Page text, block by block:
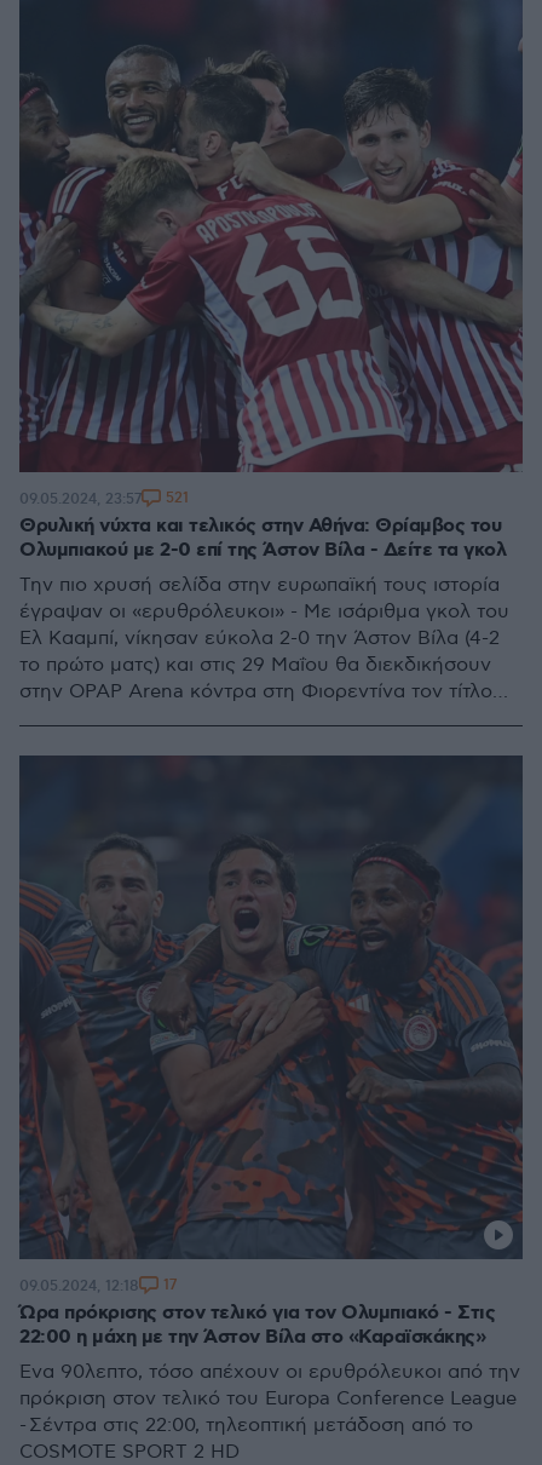
Θρυλική νύχτα και τελικός στην Αθήνα: Θρίαμβος του
Ολυμπιακού με 2-0 επί της Άστον Βίλα - Δείτε τα γκολ
Την πιο χρυσή σελίδα στην ευρωπαϊκή τους ιστορία
έγραψαν οι «ερυθρόλευκοι» - Με ισάριθμα γκολ του
Ελ Κααμπί, νίκησαν εύκολα 2-0 την Άστον Βίλα (4-2
το πρώτο ματς) και στις 29 Μαΐου θα διεκδικήσουν
στην OPAP Arena κόντρα στη Φιορεντίνα τον τίτλο
09.05.2024, 23:57 521
Ώρα πρόκρισης στον τελικό για τον Ολυμπιακό - Στις
22:00 η μάχη με την Άστον Βίλα στο «Καραϊσκάκης»
Ένα 90λεπτο, τόσο απέχουν οι ερυθρόλευκοι από την
πρόκριση στον τελικό του Europa Conference League
- Σέντρα στις 22:00, τηλεοπτική μετάδοση από το
COSMOTE SPORT 2 HD
09.05.2024, 12:18 17